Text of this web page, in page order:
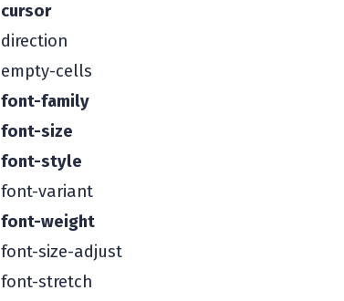
cursor
direction
empty-cells
font-family
font-size
font-style
font-variant
font-weight
font-size-adjust
font-stretch